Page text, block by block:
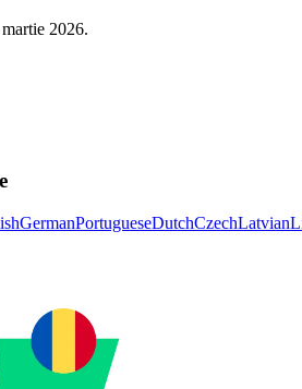
2026.
GermanPortugueseDutchCzechLatvian